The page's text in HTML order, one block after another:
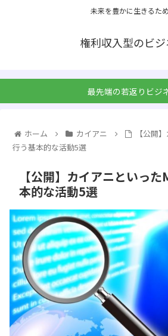
未来を豊かに生きるた
権利収入型のビジ
最先端の若返りビジ
ホーム カイアニ
【公開
行う基本的な活動5選
【公開】カイアニといっ
本的な活動5選